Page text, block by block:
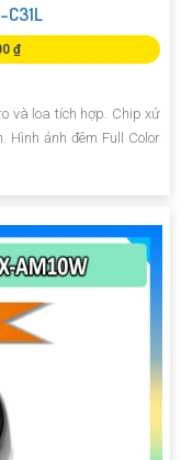
C31L
₫
và loa tích hợp. Chip xử
Hình ảnh đêm Full Color